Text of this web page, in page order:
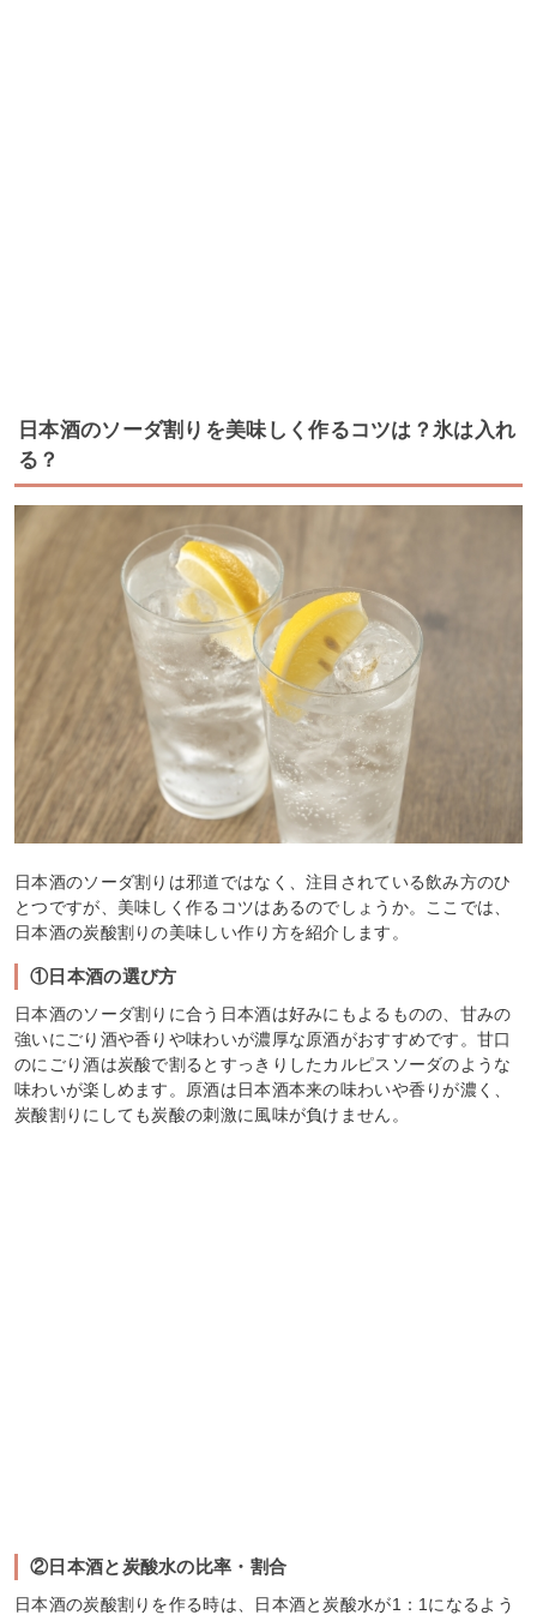
日本酒のソーダ割りを美味しく作るコツは？氷は入れ
る？
日本酒のソーダ割りは邪道ではなく、注目されている飲み方のひ
とつですが、美味しく作るコツはあるのでしょうか。ここでは、
日本酒の炭酸割りの美味しい作り方を紹介します。
①日本酒の選び方
日本酒のソーダ割りに合う日本酒は好みにもよるものの、甘みの
強いにごり酒や香りや味わいが濃厚な原酒がおすすめです。甘口
のにごり酒は炭酸で割るとすっきりしたカルピスソーダのような
味わいが楽しめます。原酒は日本酒本来の味わいや香りが濃く、
炭酸割りにしても炭酸の刺激に風味が負けません。
②日本酒と炭酸水の比率・割合
日本酒の炭酸割りを作る時は、日本酒と炭酸水が1：1になるよう